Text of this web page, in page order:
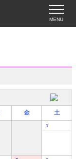
MENU
金 土
1